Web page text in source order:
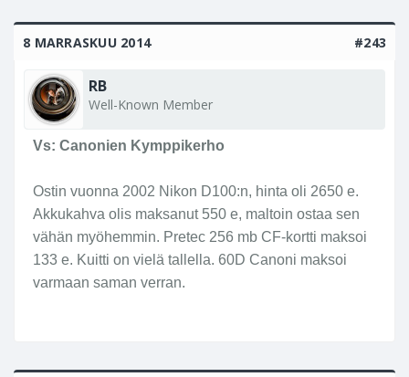
8 MARRASKUU 2014 #243
RB
Well-Known Member
Vs: Canonien Kymppikerho
Ostin vuonna 2002 Nikon D100:n, hinta oli 2650 e.
Akkukahva olis maksanut 550 e, maltoin ostaa sen
vähän myöhemmin. Pretec 256 mb CF-kortti maksoi
133 e. Kuitti on vielä tallella. 60D Canoni maksoi
varmaan saman verran.